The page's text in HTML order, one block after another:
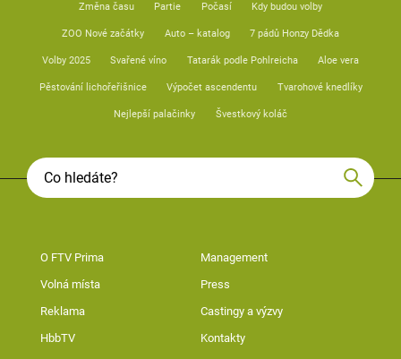
Změna času Partie Počasí Kdy budou volby
ZOO Nové začátky Auto – katalog 7 pádů Honzy Dědka
Volby 2025 Svařené víno Tatarák podle Pohlreicha Aloe vera
Pěstování lichořeřišnice Výpočet ascendentu Tvarohové knedlíky
Nejlepší palačinky Švestkový koláč
O FTV Prima Management
Volná místa Press
Reklama Castingy a výzvy
HbbTV Kontakty